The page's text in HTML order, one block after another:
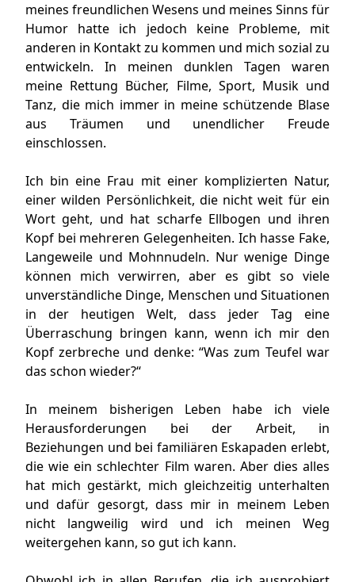
meines freundlichen Wesens und meines Sinns für
Humor hatte ich jedoch keine Probleme, mit
anderen in Kontakt zu kommen und mich sozial zu
entwickeln. In meinen dunklen Tagen waren
meine Rettung Bücher, Filme, Sport, Musik und
Tanz, die mich immer in meine schützende Blase
aus Träumen und unendlicher Freude
einschlossen.
Ich bin eine Frau mit einer komplizierten Natur,
einer wilden Persönlichkeit, die nicht weit für ein
Wort geht, und hat scharfe Ellbogen und ihren
Kopf bei mehreren Gelegenheiten. Ich hasse Fake,
Langeweile und Mohnnudeln. Nur wenige Dinge
können mich verwirren, aber es gibt so viele
unverständliche Dinge, Menschen und Situationen
in der heutigen Welt, dass jeder Tag eine
Überraschung bringen kann, wenn ich mir den
Kopf zerbreche und denke: “Was zum Teufel war
das schon wieder?“
In meinem bisherigen Leben habe ich viele
Herausforderungen bei der Arbeit, in
Beziehungen und bei familiären Eskapaden erlebt,
die wie ein schlechter Film waren. Aber dies alles
hat mich gestärkt, mich gleichzeitig unterhalten
und dafür gesorgt, dass mir in meinem Leben
nicht langweilig wird und ich meinen Weg
weitergehen kann, so gut ich kann.